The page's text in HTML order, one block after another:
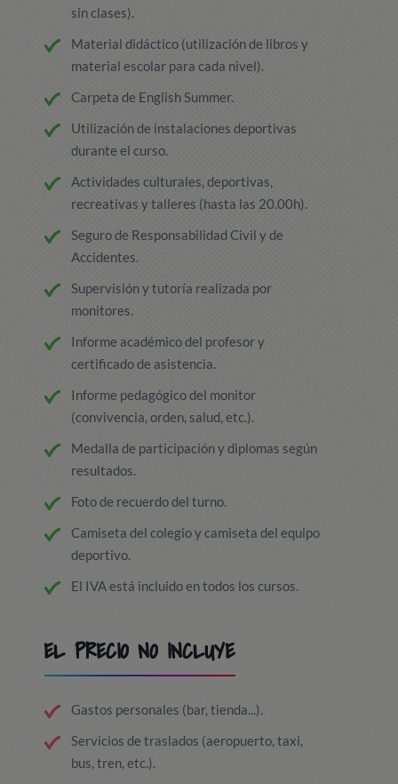
sin clases).
Material didáctico (utilización de libros y
material escolar para cada nivel).
Carpeta de English Summer.
Utilización de instalaciones deportivas
durante el curso.
Actividades culturales, deportivas,
recreativas y talleres (hasta las 20.00h).
Seguro de Responsabilidad Civil y de
Accidentes.
Supervisión y tutoría realizada por
monitores.
Informe académico del profesor y
certificado de asistencia.
Informe pedagógico del monitor
(convivencia, orden, salud, etc.).
Medalla de participación y diplomas según
resultados.
Foto de recuerdo del turno.
Camiseta del colegio y camiseta del equipo
deportivo.
El IVA está incluido en todos los cursos.
EL PRECIO NO INCLUYE
Gastos personales (bar, tienda...).
Servicios de traslados (aeropuerto, taxi,
bus, tren, etc.).